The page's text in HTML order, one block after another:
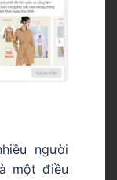
người
một điều